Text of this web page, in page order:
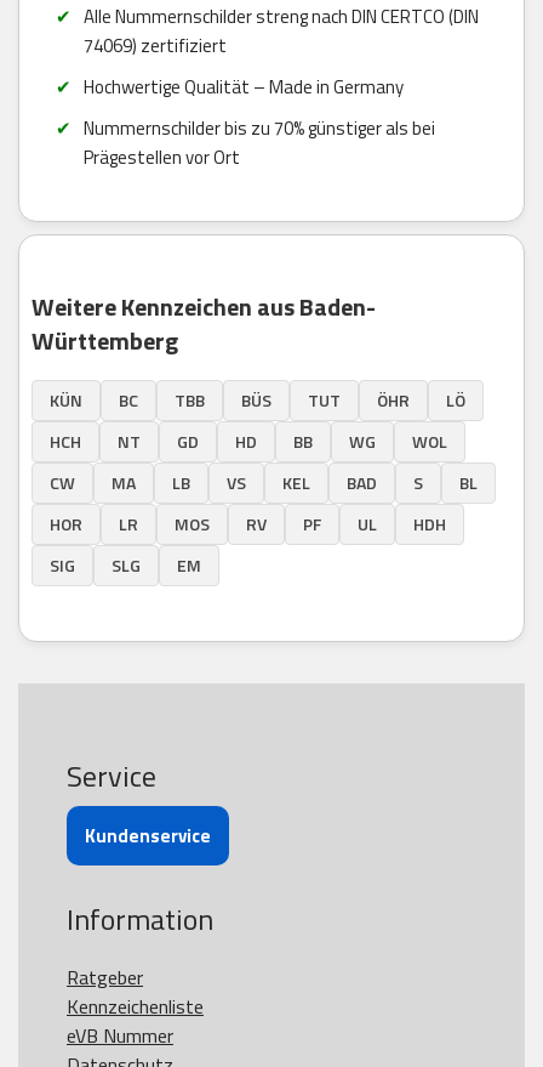
Alle Nummernschilder streng nach DIN CERTCO (DIN
74069) zertifiziert
Hochwertige Qualität – Made in Germany
Nummernschilder bis zu 70% günstiger als bei
Prägestellen vor Ort
Weitere Kennzeichen aus Baden-
Württemberg
KÜN BC TBB BÜS TUT ÖHR
LÖ
HCH
NT GD HD BB WG
WOL
CW
MA LB VS KEL BAD S
BL
HOR
LR MOS RV PF UL
HDH
SIG
SLG EM
Service
Kundenservice
Information
Ratgeber
Kennzeichenliste
eVB Nummer